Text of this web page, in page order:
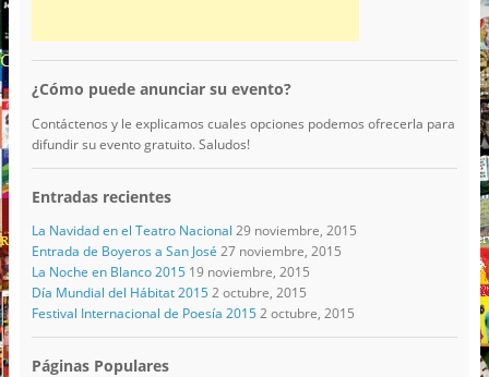
¿Cómo puede anunciar su evento?
Contáctenos y le explicamos cuales opciones podemos ofrecerla para
difundir su evento gratuito. Saludos!
Entradas recientes
La Navidad en el Teatro Nacional 29 noviembre, 2015
Entrada de Boyeros a San José 27 noviembre, 2015
La Noche en Blanco 2015 19 noviembre, 2015
Día Mundial del Hábitat 2015 2 octubre, 2015
Festival Internacional de Poesía 2015 2 octubre, 2015
Páginas Populares